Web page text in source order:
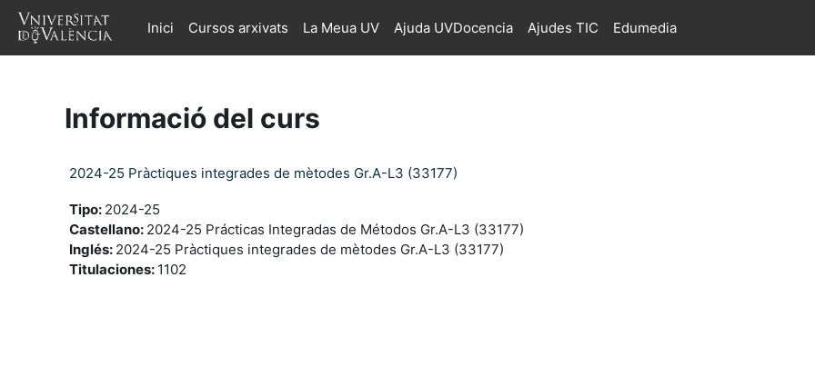
Ves al contingut principal
Inici
Cursos arxivats La Meua UV Ajuda UVDocencia Ajudes TIC Edumedia
Informació del curs
2024-25 Pràctiques integrades de mètodes Gr.A-L3 (33177)
Tipo: 2024-25
Castellano: 2024-25 Prácticas Integradas de Métodos Gr.A-L3 (33177)
Inglés: 2024-25 Pràctiques integrades de mètodes Gr.A-L3 (33177)
Titulaciones: 1102